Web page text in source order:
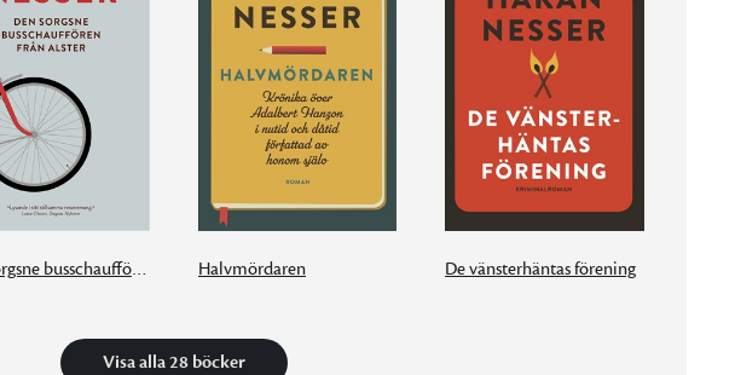
Den sorgsne busschauffören från Alster Halvmördaren De vänsterhäntas förening
Visa alla 28 böcker